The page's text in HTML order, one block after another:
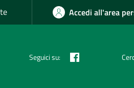
Accedi all'area
Seguici su: